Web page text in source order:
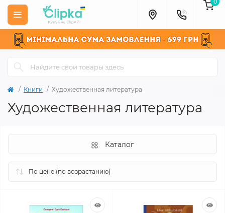
Книги Художественная литература
Художественная литература
Каталог